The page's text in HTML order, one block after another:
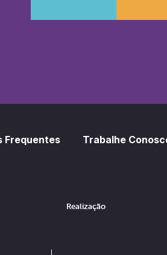
Frequentes Trabalhe
Realização